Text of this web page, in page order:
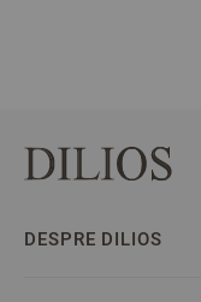
DESPRE DILIOS